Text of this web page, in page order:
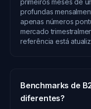
primeiros meses de
profundas
apenas números
mercado
referência está
Benchmarks de
diferentes?